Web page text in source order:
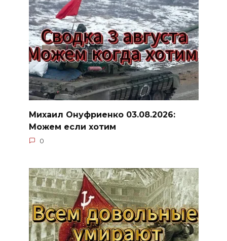
Михаил Онуфриенко 03.08.2026:
Можем если хотим
0